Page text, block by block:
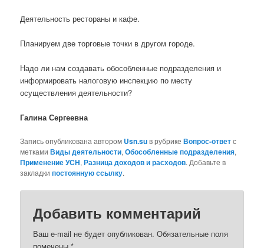
Деятельность рестораны и кафе.
Планируем две торговые точки в другом городе.
Надо ли нам создавать обособленные подразделения и
информировать налоговую инспекцию по месту
осуществления деятельности?
Галина Сергеевна
Запись опубликована автором Usn.suв рубрикеВопрос-ответс
меткамиВиды деятельности,Обособленные подразделения,
Применение УСН,Разница доходов и расходов. Добавьте в
закладкипостоянную ссылку.
Добавить комментарий
Ваш e-mail не будет опубликован. Обязательные поля
помечены*